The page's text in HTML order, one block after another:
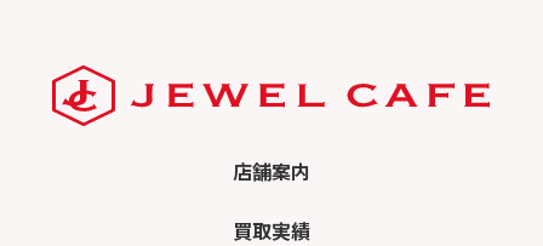
店舗案内
買取実績